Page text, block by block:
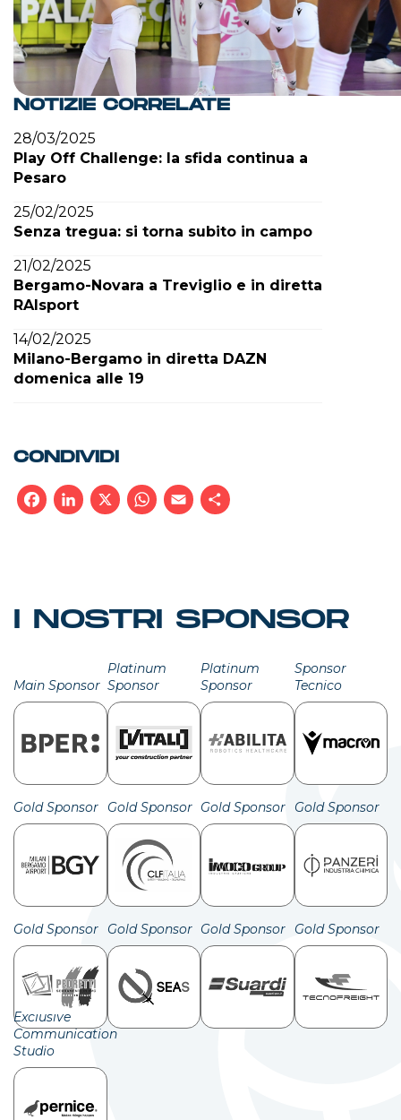
NOTIZIE CORRELATE
28/03/2025
Play Off Challenge: la sfida continua a
Pesaro
25/02/2025
Senza tregua: si torna subito in campo
21/02/2025
Bergamo-Novara a Treviglio e in diretta
RAIsport
14/02/2025
Milano-Bergamo in diretta DAZN
domenica alle 19
CONDIVIDI
I NOSTRI SPONSOR
Main Sponsor
Platinum
Sponsor
Platinum
Sponsor
Sponsor
Tecnico
Gold Sponsor Gold Sponsor Gold Sponsor Gold Sponsor
Gold Sponsor Gold Sponsor Gold Sponsor Gold Sponsor
Exclusive
Communication
Studio